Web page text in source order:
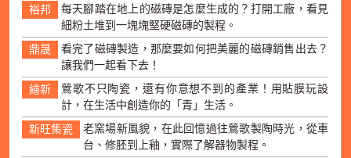
裕邦
每天腳踏在地上的磁磚是怎麼生成的？打開工廠，看見
細粉土堆到一塊塊堅硬磁磚的製程。
鼎晟
看完了磁磚製造，那麼要如何把美麗的磁磚銷售出去？
讓我們一起看下去！
繪新
鶯歌不只陶瓷，還有你意想不到的產業！用貼膜玩設
計，在生活中創造你的「青」生活。
新旺集瓷
老窯場新風貌，在此回憶過往鶯歌製陶時光，從車
台、修胚到上釉，實際了解器物製程。